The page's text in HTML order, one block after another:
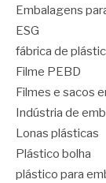
Embalagens
ESG
fábrica de
Filme PEBD
Filmes e sacos
Indústria de
Lonas plásticas
Plástico bolha
plástico para